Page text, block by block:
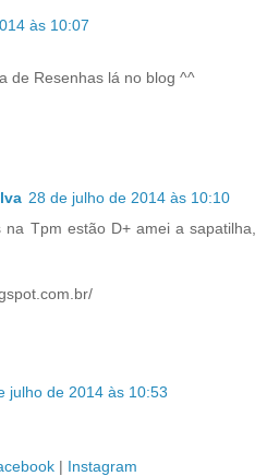
às 10:07
de Resenhas lá no blog ^^
28 de julho de 2014 às 10:10
Tpm estão D+ amei a sapatilha,
julho de 2014 às 10:53
| Instagram